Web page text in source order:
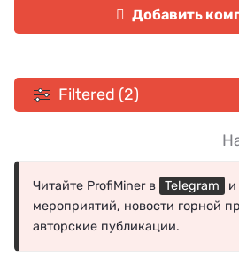
Добавить
Filtered (2)
Читайте ProfiMiner в Telegram и
мероприятий, новости горной
авторские публикации.